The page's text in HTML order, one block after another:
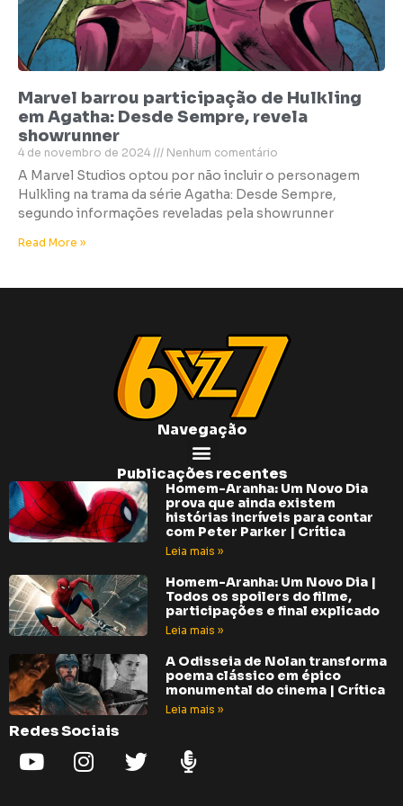
Marvel barrou participação de Hulkling
em Agatha: Desde Sempre, revela
showrunner
4 de novembro de 2024 Nenhum comentário
A Marvel Studios optou por não incluir o personagem
Hulkling na trama da série Agatha: Desde Sempre,
segundo informações reveladas pela showrunner
Read More »
Navegação
Publicações recentes
Homem-Aranha: Um Novo Dia
prova que ainda existem
histórias incríveis para contar
com Peter Parker | Crítica
Leia mais »
Homem-Aranha: Um Novo Dia |
Todos os spoilers do filme,
participações e final explicado
Leia mais »
A Odisseia de Nolan transforma
poema clássico em épico
monumental do cinema | Crítica
Leia mais »
Redes Sociais